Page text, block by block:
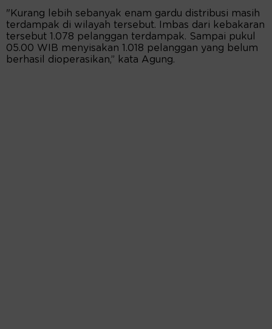
"Kurang lebih sebanyak enam gardu distribusi masih
terdampak di wilayah tersebut. Imbas dari kebakaran
tersebut 1.078 pelanggan terdampak. Sampai pukul
05.00 WIB menyisakan 1.018 pelanggan yang belum
berhasil dioperasikan,” kata Agung.